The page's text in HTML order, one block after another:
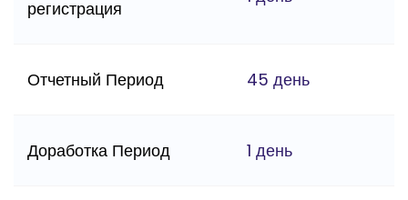
регистрация
Отчетный Период 45 день
Доработка Период 1 день